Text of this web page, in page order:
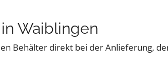
Waiblingen
Behälter direkt bei der Anlieferung,